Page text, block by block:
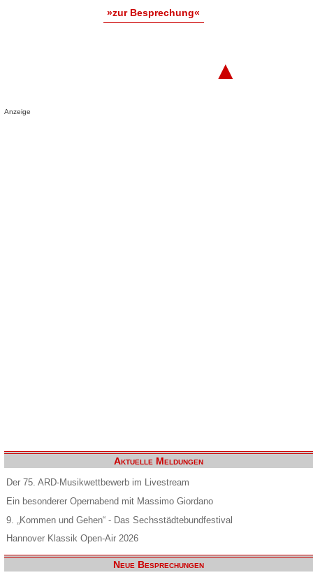
»zur Besprechung«
▲
Anzeige
Aktuelle Meldungen
Der 75. ARD-Musikwettbewerb im Livestream
Ein besonderer Opernabend mit Massimo Giordano
9. „Kommen und Gehen“ - Das Sechsstädtebundfestival
Hannover Klassik Open-Air 2026
Neue Besprechungen